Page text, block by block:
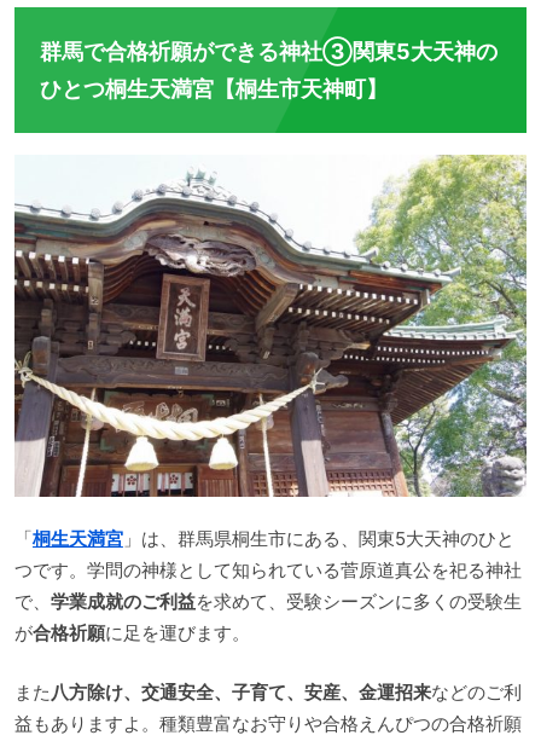
群馬で合格祈願ができる神社③関東5大天神の
ひとつ桐生天満宮【桐生市天神町】
「桐生天満宮」は、群馬県桐生市にある、関東5大天神のひと
つです。学問の神様として知られている菅原道真公を祀る神社
で、 学業成就のご利益を求めて、受験シーズンに多くの受験生
が合格祈願に足を運びます。
また 八方除け、交通安全、子育て、安産、金運招来などのご利
益もありますよ。種類豊富なお守りや合格えんぴつの合格祈願